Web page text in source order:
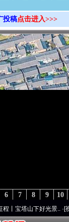
投稿点击进入>>>
10
9
8
7
6
山下好光景..·[视频]因